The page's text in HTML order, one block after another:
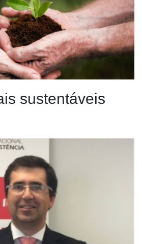
sustentáveis